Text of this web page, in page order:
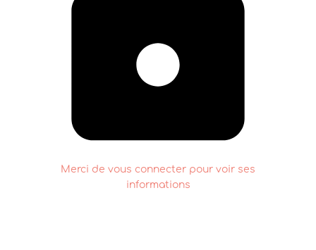
Merci de vous connecter pour voir ses
informations